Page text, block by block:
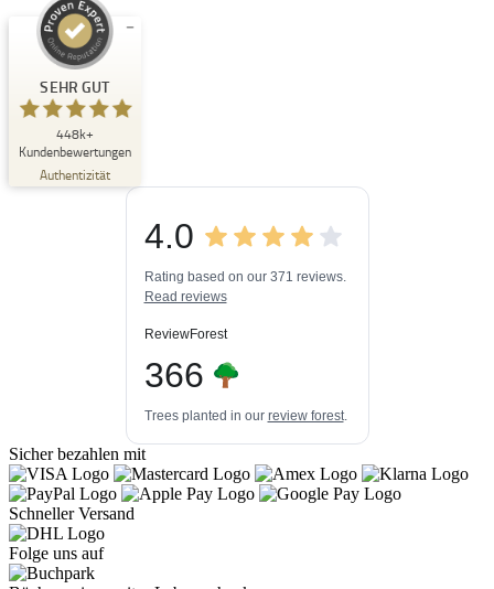
SEHR GUT
448k+
Kundenbewertungen
Authentizität
Kundenbewertungen und Erfahrungen zu
SEHR GUT
4,84
/
5,00
3
ProvenExpert.com
Blick aufs ProvenExpert-Profil werfen
06.08.2026
4.0
Rating based on our 371 reviews.
Read reviews
ReviewForest
366
Trees planted in our review forest.
Sicher bezahlen mit
Schneller Versand
Folge uns auf